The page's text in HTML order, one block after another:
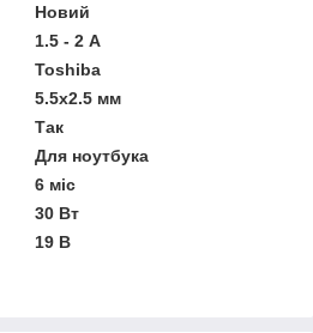
Новий
1.5 - 2 А
Toshiba
5.5x2.5 мм
Так
Для ноутбука
6 міс
30 Вт
19 В